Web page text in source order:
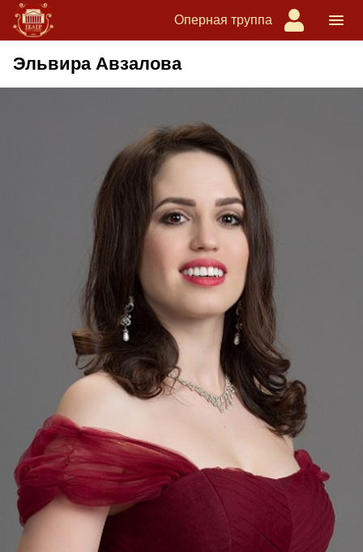
Оперная труппа
Эльвира Авзалова